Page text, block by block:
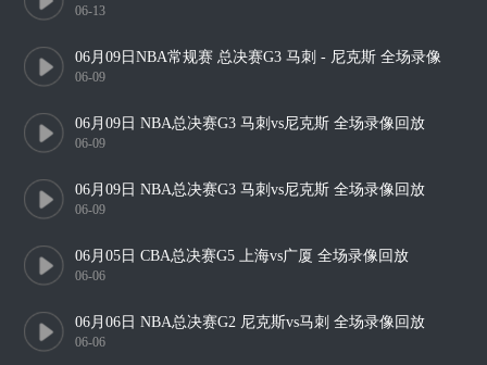
06-13
06月09日NBA常规赛 总决赛G3 马刺 - 尼克斯 全场录像
06-09
06月09日 NBA总决赛G3 马刺vs尼克斯 全场录像回放
06-09
06月09日 NBA总决赛G3 马刺vs尼克斯 全场录像回放
06-09
06月05日 CBA总决赛G5 上海vs广厦 全场录像回放
06-06
06月06日 NBA总决赛G2 尼克斯vs马刺 全场录像回放
06-06